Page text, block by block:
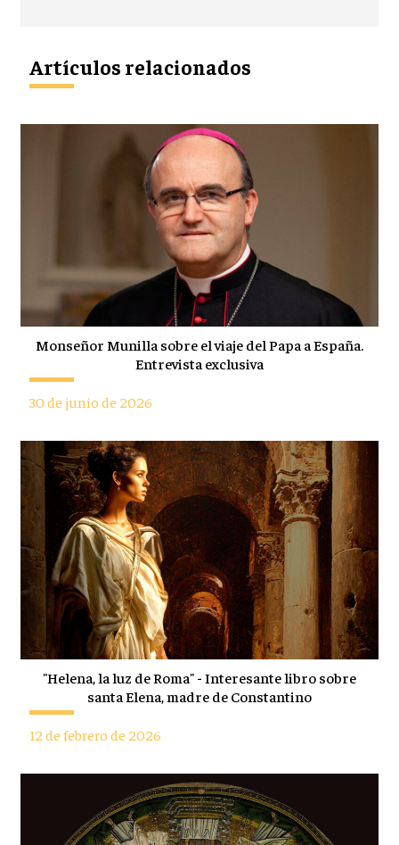
Artículos relacionados
Monseñor Munilla sobre el viaje del Papa a España.
Entrevista exclusiva
30 de junio de 2026
"Helena, la luz de Roma" - Interesante libro sobre
santa Elena, madre de Constantino
12 de febrero de 2026